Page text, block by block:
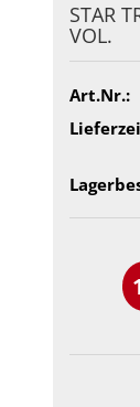
STAR
VOL.
Art.Nr.: